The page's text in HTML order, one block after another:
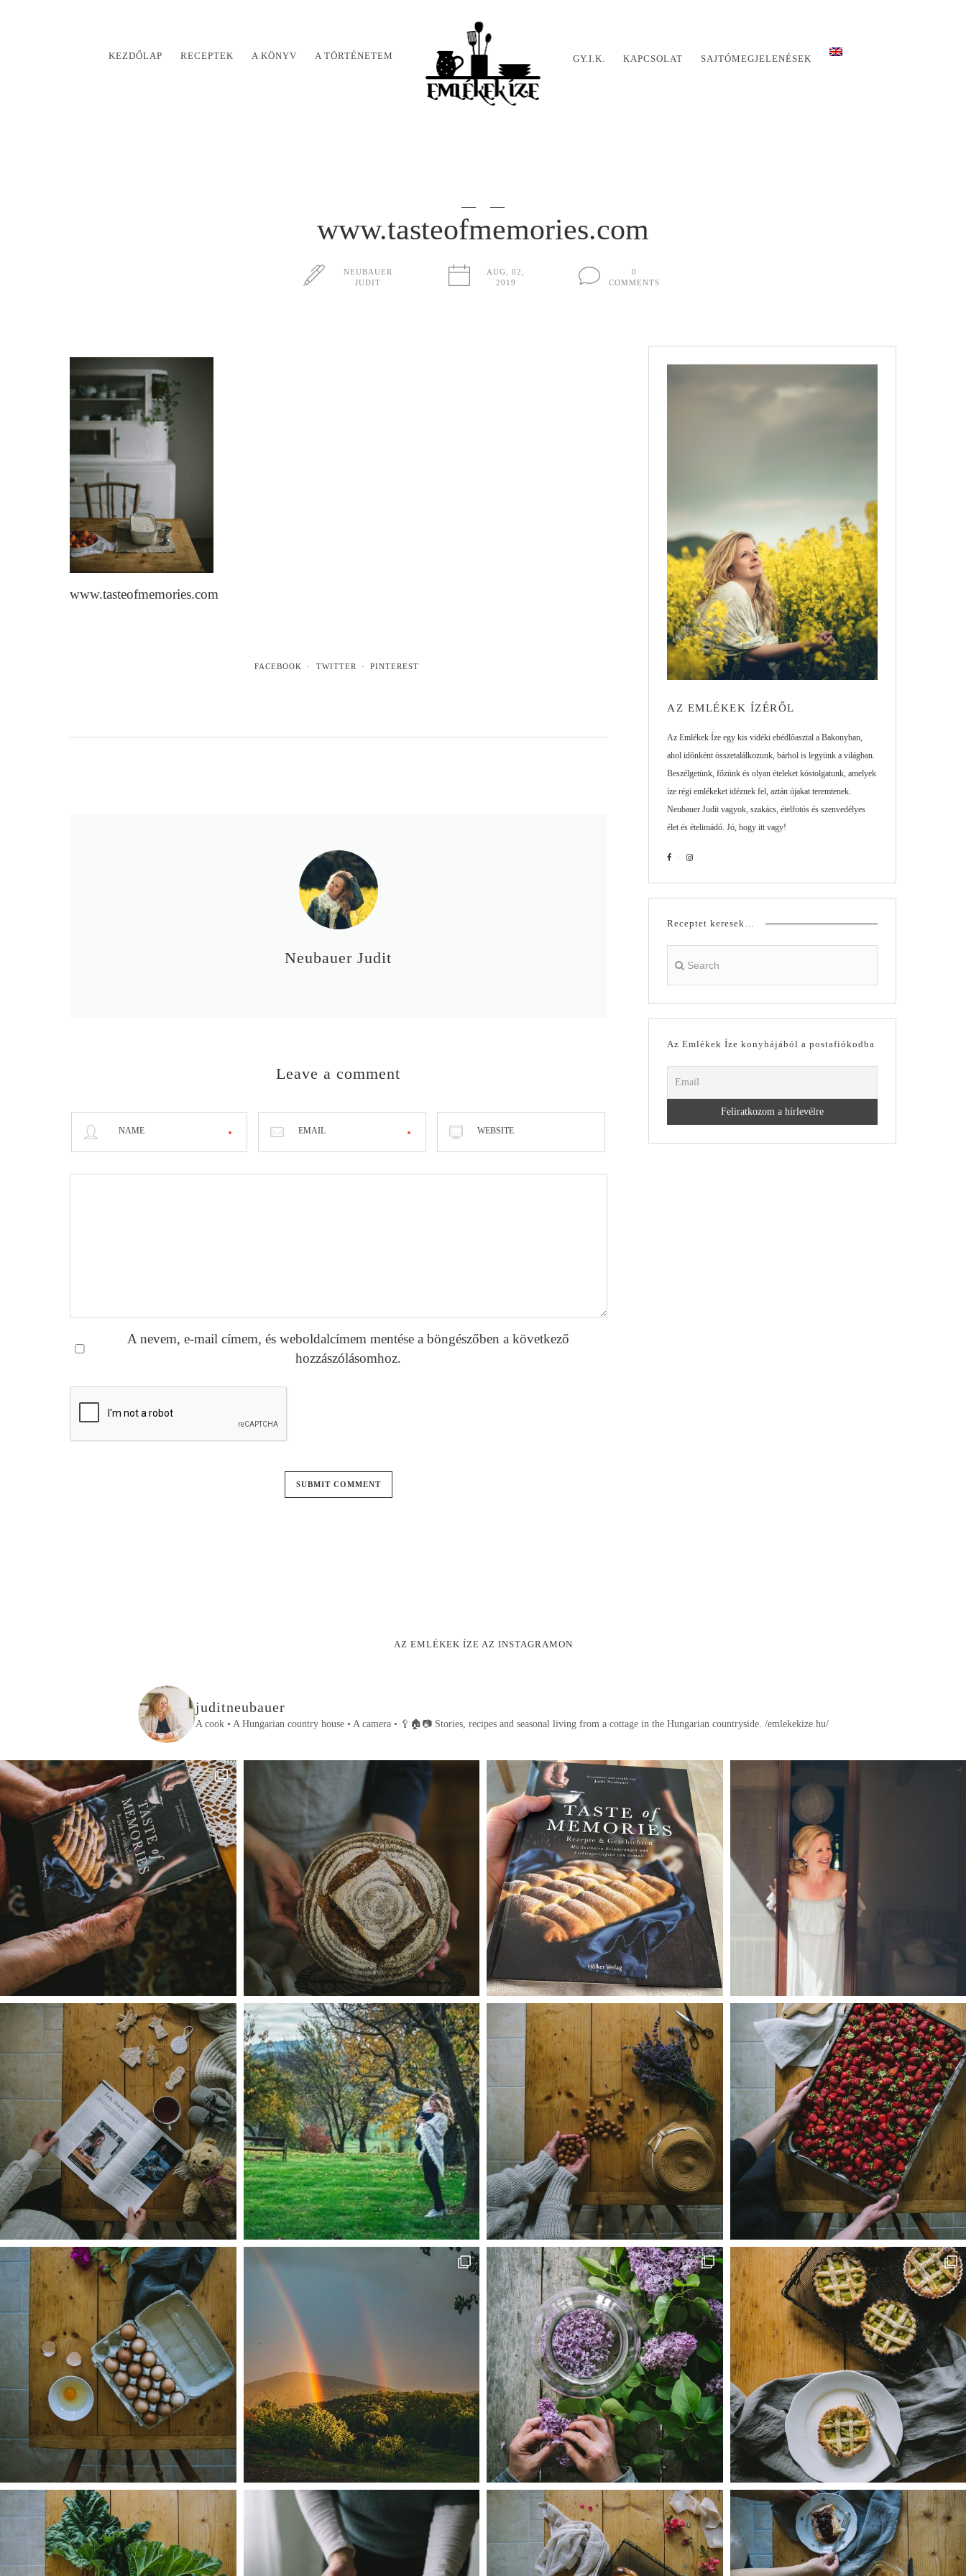
KEZDŐLAP RECEPTEK A KÖNYV A TÖRTÉNETEM GY.I.K. KAPCSOLAT SAJTÓMEGJELENÉSEK
www.tasteofmemories.com
NEUBAUER
JUDIT
AUG, 02,
2019
0
COMMENTS
www.tasteofmemories.com
FACEBOOK TWITTER PINTEREST
Neubauer Judit
Leave a comment
NAME EMAIL WEBSITE
A nevem, e-mail címem, és weboldalcímem mentése a böngészőben a következő
hozzászólásomhoz.
AZ EMLÉKEK ÍZÉRŐL
Az Emlékek Íze egy kis vidéki ebédlőasztal a Bakonyban,
ahol időnként összetalálkozunk, bárhol is legyünk a világban.
Beszélgetünk, főzünk és olyan ételeket kóstolgatunk, amelyek
íze régi emlékeket idéznek fel, aztán újakat teremtenek.
Neubauer Judit vagyok, szakács, ételfotós és szenvedélyes
élet és ételimádó. Jó, hogy itt vagy!
Receptet keresek…
Az Emlékek Íze konyhájából a postafiókodba
AZ EMLÉKEK ÍZE AZ INSTAGRAMON
juditneubauer
A cook • A Hungarian country house • A camera • 🥄🏠📷Stories, recipes and seasonal living from a cottage in the Hungarian countryside. /emlekekize.hu/